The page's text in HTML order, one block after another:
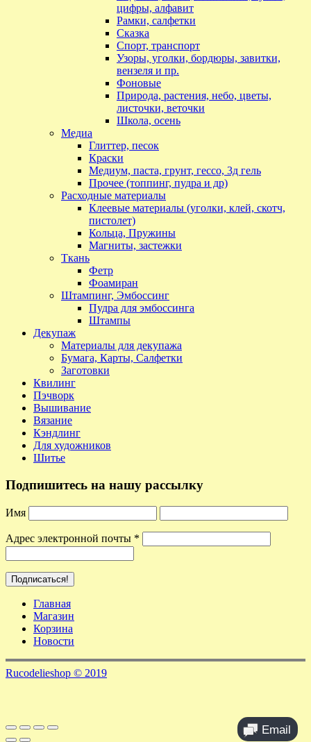
цифры, алфавит
Рамки, салфетки
Сказка
Спорт, транспорт
Узоры, уголки, бордюры, завитки,
вензеля и пр.
Фоновые
Природа, растения, небо, цветы,
листочки, веточки
Школа, осень
Медиа
Глиттер, песок
Краски
Медиум, паста, грунт, гессо, 3д гель
Прочее (топпинг, пудра и др)
Расходные материалы
Клеевые материалы (уголки, клей, скотч,
пистолет)
Кольца, Пружины
Магниты, застежки
Ткань
Фетр
Фоамиран
Штампинг, Эмбоссинг
Пудра для эмбоссинга
Штампы
Декупаж
Материалы для декупажа
Бумага, Карты, Салфетки
Заготовки
Квилинг
Пэчворк
Вышивание
Вязание
Кэндлинг
Для художников
Шитье
Подпишитесь на нашу рассылку
Имя
Адрес электронной почты *
Главная
Магазин
Корзина
Новости
Rucodelieshop © 2019